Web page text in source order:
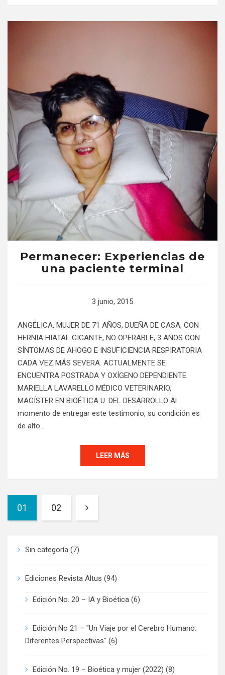
Permanecer: Experiencias de
una paciente terminal
3 junio, 2015
ANGÉLICA, MUJER DE 71 AÑOS, DUEÑA DE CASA, CON
HERNIA HIATAL GIGANTE, NO OPERABLE, 3 AÑOS CON
SÍNTOMAS DE AHOGO E INSUFICIENCIA RESPIRATORIA
CADA VEZ MÁS SEVERA. ACTUALMENTE SE
ENCUENTRA POSTRADA Y OXÍGENO DEPENDIENTE.
MARIELLA LAVARELLO MÉDICO VETERINARIO,
MAGÍSTER EN BIOÉTICA U. DEL DESARROLLO Al
momento de entregar este testimonio, su condición es
de alto…
LEER MÁS
01 02
Sin categoría (7)
Ediciones Revista Altus (94)
Edición No. 20 – IA y Bioética (6)
Edición No 21 – "Un Viaje por el Cerebro Humano:
Diferentes Perspectivas" (6)
Edición No. 19 – Bioética y mujer (2022) (8)